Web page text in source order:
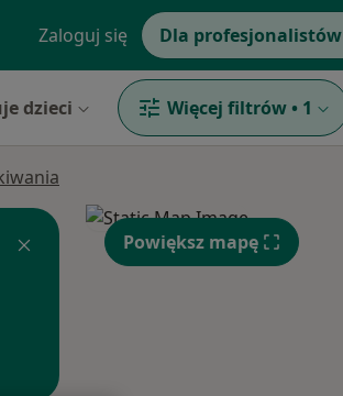
Zaloguj się Dla profesjonalistów
dzieci Więcej filtrów • 1
Powiększ mapę